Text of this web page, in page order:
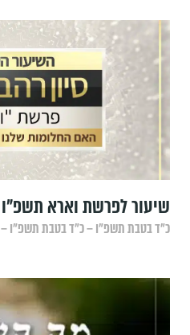
שיעור לפרשת וארא תשפ"ו
כ״ד בטבת תשפ״ו – כ״ד בטבת תשפ״ו – 13/01/2026